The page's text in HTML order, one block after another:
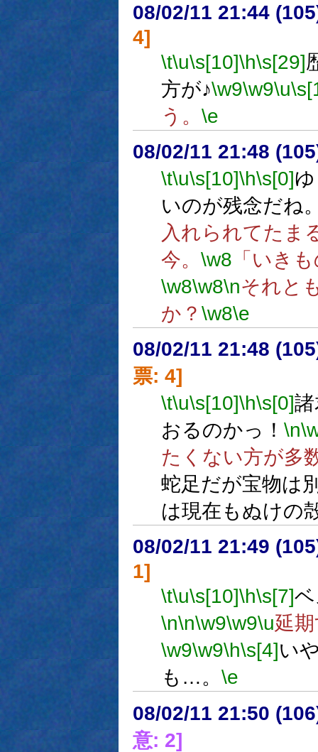
08/02/11 21:44
4]
\t\u\s[10]\h\s[29]
方が♪\w9\w9\u
う。 \e
08/02/11 21:48
\t\u\s[10]\h\s[0]
いのが残念だね
入れられてたま
今。 \w8 「いき
\w8\w8\nそれと
か？ \w8\e
08/02/11 21:48
票: 4]
\t\u\s[10]\h\s[0]
おるのかっ！ \n
たくない方が多
蛇足だが宝物は
は現在もぬけの
08/02/11 21:49
1]
\t\u\s[10]\h\s[7]
\n\n\w9\w9\u延
\w9\w9\h\s[4]い
も…。 \e
08/02/11 21:50
意: 2]